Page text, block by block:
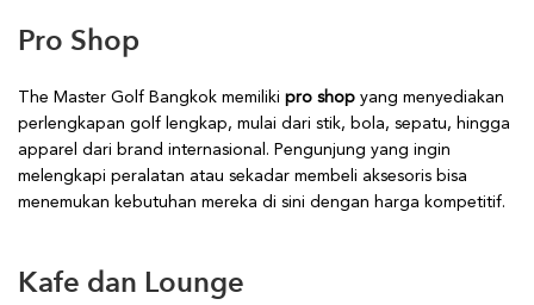
Pro Shop
The Master Golf Bangkok memiliki pro shop yang menyediakan
perlengkapan golf lengkap, mulai dari stik, bola, sepatu, hingga
apparel dari brand internasional. Pengunjung yang ingin
melengkapi peralatan atau sekadar membeli aksesoris bisa
menemukan kebutuhan mereka di sini dengan harga kompetitif.
Kafe dan Lounge